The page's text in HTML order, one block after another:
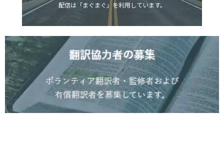
配信は「まぐまぐ」を利用しています。